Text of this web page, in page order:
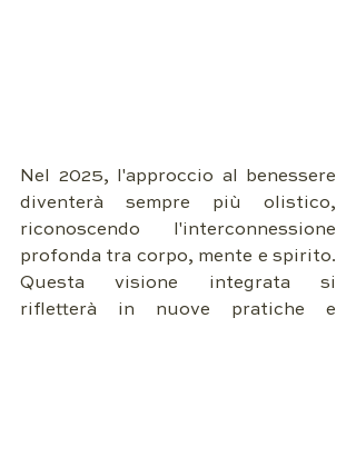
Nel 2025, l'approccio al benessere
diventerà sempre più olistico,
riconoscendo l'interconnessione
profonda tra corpo, mente e spirito.
Questa visione integrata si
rifletterà in nuove pratiche e